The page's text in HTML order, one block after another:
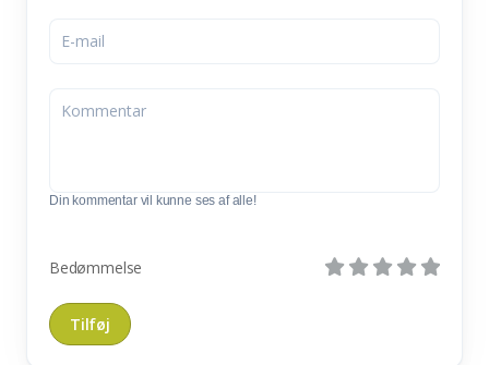
Din kommentar vil kunne ses af alle!
Bedømmelse